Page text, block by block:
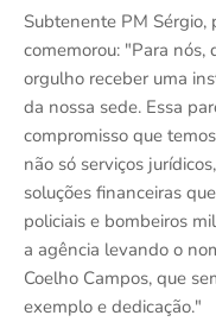
Subtenente PM Sérgio,
comemorou: "Para nós,
orgulho receber uma
da nossa sede. Essa
compromisso que
não só serviços
soluções financeiras
policiais e bombeiros
a agência levando o
Coelho Campos, que
exemplo e dedicação."